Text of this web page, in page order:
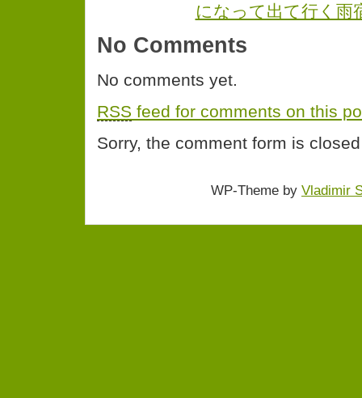
になって出て行く雨
No Comments
No comments yet.
RSS feed for comments on this
Sorry, the comment form is
WP-Theme by Vladimir